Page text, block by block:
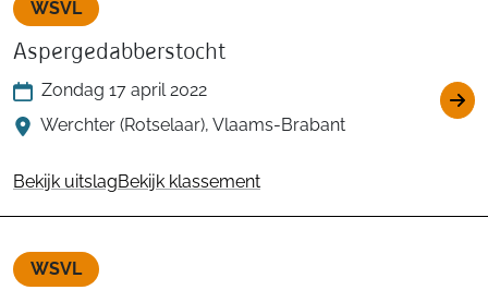
WSVL
Aspergedabberstocht
Zondag 17 april 2022
Werchter (Rotselaar), Vlaams-Brabant
Bekijk uitslagBekijk klassement
WSVL